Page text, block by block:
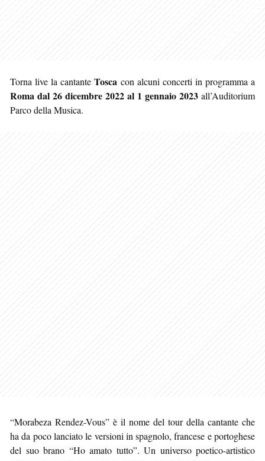
Torna live la cantanteTosca con alcuni concerti in programma a
Roma dal 26 dicembre 2022 al 1 gennaio 2023 all’Auditorium
Parco della Musica.
“Morabeza Rendez-Vous” è il nome del tour della cantante che
ha da poco lanciato le versioni in spagnolo, francese e portoghese
del suo brano “Ho amato tutto”. Un universo poetico-artistico